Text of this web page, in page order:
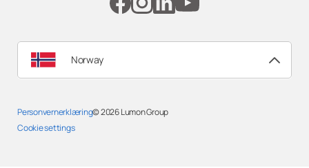
Norway
Personvernerklæring
Cookie settings
© 2026Lumon Group